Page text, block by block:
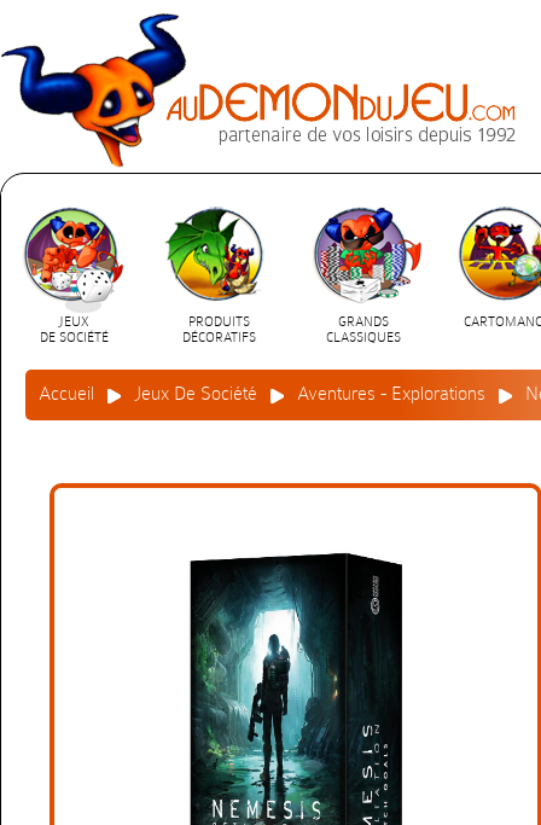
JEUX
DE SOCIÉTÉ
PRODUITS
DÉCORATIFS
GRANDS
CLASSIQUES
Accueil Jeux De Société Aventures - Explorations